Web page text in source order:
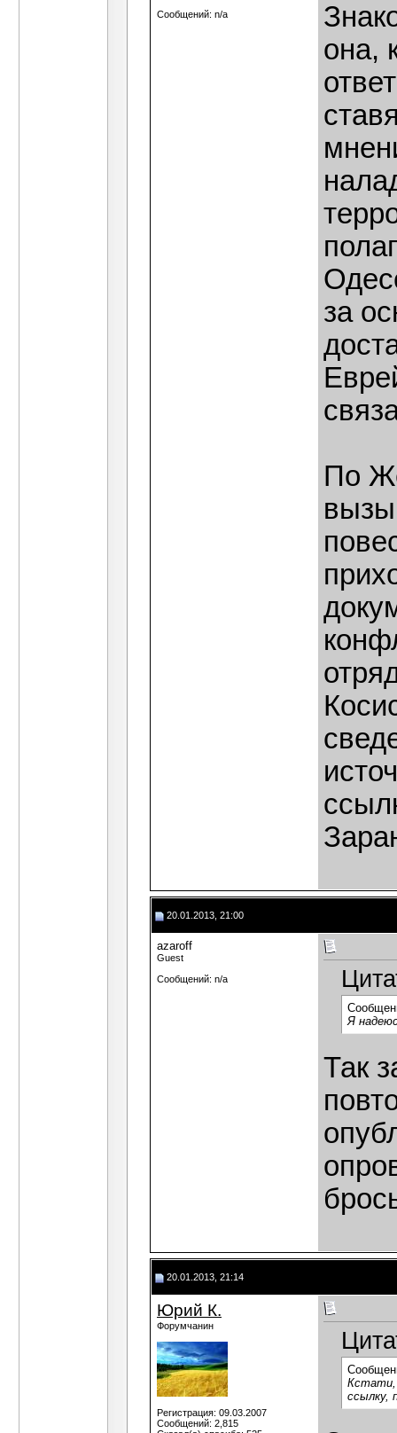
Сообщений: n/a
она,
за
По
20.01.2013, 21:00
azaroff
Guest
Сообщений: n/a
Я
Так
20.01.2013, 21:14
Юрий К.
Форумчанин
Регистрация: 09.03.2007
Сообщений: 2,815
Кстати,
ссылку,